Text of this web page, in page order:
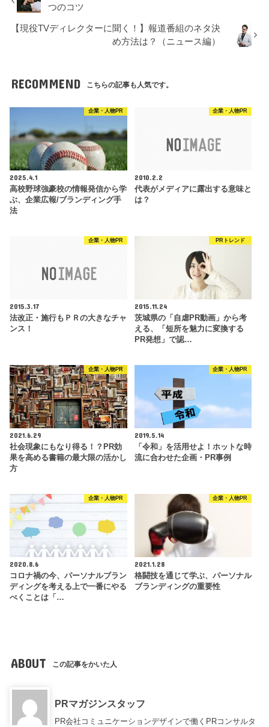
つのコツ
【現役TVディレクターに聞く！】報道番組のネタ決
め方法は？（ニュース編）
RECOMMEND こちらの記事も人気です。
企業・人物PR
2025.4.1
高校野球強豪校の情報発信から学
ぶ、企業広報/ブランディング手
法
企業・人物PR
2010.2.2
代表がメディアに露出する意味と
は？
企業・人物PR
2015.3.17
法改正・施行もＰＲの大きなチャ
ンス！
PRトレンド
2015.11.24
茨城県の「自虐PR動画」から考
える、「短所を魅力に変換する
PR発想」で認…
企業・人物PR
2021.6.29
社会現象にもなり得る！？PR効
果を高める書籍の最大限の活かし
方
企業・人物PR
2019.5.14
「令和」を活用せよ！ホットな時
流に合わせた企画・PR事例
企業・人物PR
2020.8.6
コロナ禍の今、パーソナルブラン
ディングを考える上で一番にやる
べくことは「…
企業・人物PR
2021.1.28
格闘技を通じて学ぶ、パーソナル
ブランディングの重要性
ABOUT この記事をかいた人
PRマガジンスタッフ
PR会社コミュニケーションデザインで働くPRコンサルタ